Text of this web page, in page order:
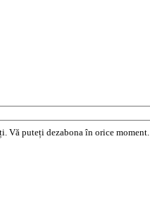
Vă puteți dezabona în orice moment.